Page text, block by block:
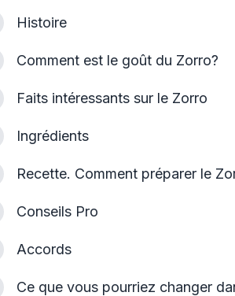
Histoire
Comment est le goût du Zorro?
Faits intéressants sur le Zorro
Ingrédients
Recette. Comment préparer le
Conseils Pro
Accords
Ce que vous pourriez changer